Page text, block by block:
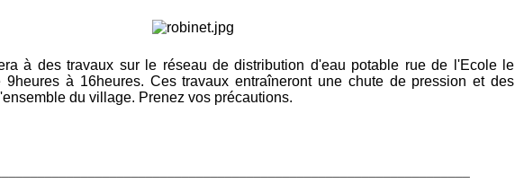
à des travaux sur le réseau de distribution d'eau potable rue de l'Ecole le
9heures à 16heures. Ces travaux entraîneront une chute de pression et des
du village. Prenez vos précautions.